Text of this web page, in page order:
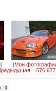
] [Мои
| 676 677
: 0